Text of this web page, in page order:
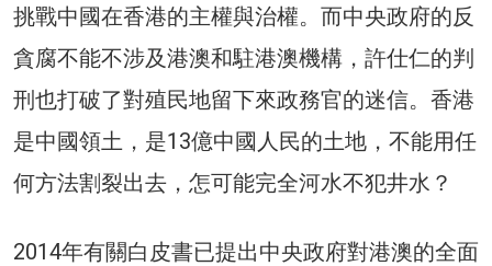
挑戰中國在香港的主權與治權。而中央政府的反
貪腐不能不涉及港澳和駐港澳機構，許仕仁的判
刑也打破了對殖民地留下來政務官的迷信。香港
是中國領土，是13億中國人民的土地，不能用任
何方法割裂出去，怎可能完全河水不犯井水？
2014年有關白皮書已提出中央政府對港澳的全面